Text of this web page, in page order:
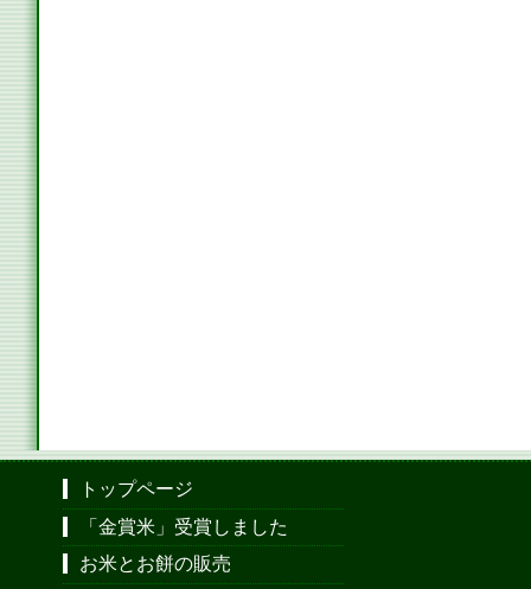
トップページ
「金賞米」受賞しました
お米とお餅の販売